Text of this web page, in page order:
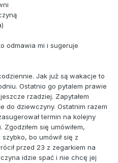
odmawia mi i sugeruje
Jak już są wakacje to
Ostatnio go pytalem prawie
rzadziej. Zapytałem
do dziewczyny. Ostatnim razem
termin na kolejny
się umówiłem,
bo umówił się z
przed 23 z zegarkiem na
idzie spać i nie chcę jej